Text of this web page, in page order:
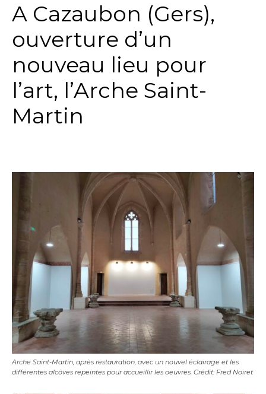
A Cazaubon (Gers),
ouverture d’un
nouveau lieu pour
l’art, l’Arche Saint-
Martin
Arche Saint-Martin, après restauration, avec un nouvel éclairage et les
différentes alcôves repeintes pour accueillir les oeuvres. Crédit: Fred Noiret